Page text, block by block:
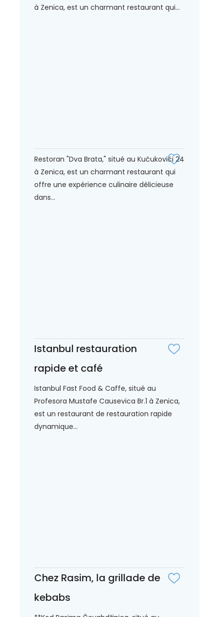
à Zenica, est un charmant restaurant qui...
Restoran "Dva Brata," situé au Kučukovići 24
à Zenica, est un charmant restaurant qui
offre une expérience culinaire délicieuse
dans...
Istanbul restauration
rapide et café
Istanbul Fast Food & Caffe, situé au
Profesora Mustafe Causevica Br.1 à Zenica,
est un restaurant de restauration rapide
dynamique...
Chez Rasim, la grillade de
kebabs